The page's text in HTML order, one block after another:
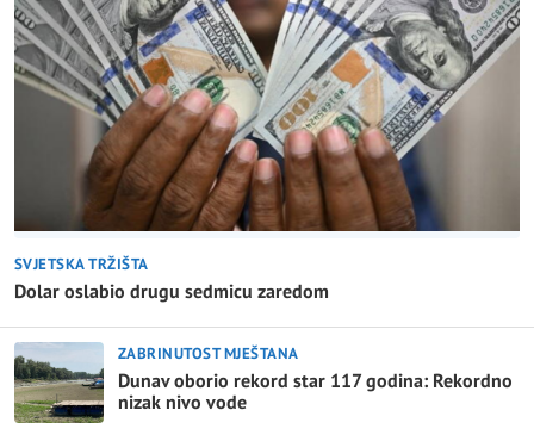
SVJETSKA TRŽIŠTA
Dolar oslabio drugu sedmicu zaredom
ZABRINUTOST MJEŠTANA
Dunav oborio rekord star 117 godina: Rekordno
nizak nivo vode